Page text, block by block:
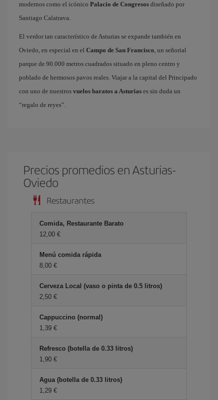
modernos como el icónico Palacio de Congresos diseñado por
Santiago Calatrava.
El verdor tan característico de Asturias se expande también en
Oviedo, en especial en el Campo de San Francisco, un señorial
parque de 90.000 metros cuadrados situado en pleno centro y
poblado de hermosos pavos reales. Viajar a la capital del Principado
con uno de nuestros vuelos baratos a Asturias es sin duda un
“regalo de reyes”.
Precios promedios en Asturias-
Oviedo
Restaurantes
Comida, Restaurante Barato
12,00 €
Menú comida rápida
8,00 €
Cerveza Local (vaso o pinta de 0.5 litros)
2,50 €
Cappuccino (normal)
1,39 €
Refresco (botella de 0.33 litros)
1,90 €
Agua (botella de 0.33 litros)
1,29 €